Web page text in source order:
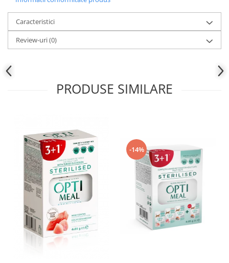
Caracteristici
Review-uri(0)
PRODUSE SIMILARE
-14%